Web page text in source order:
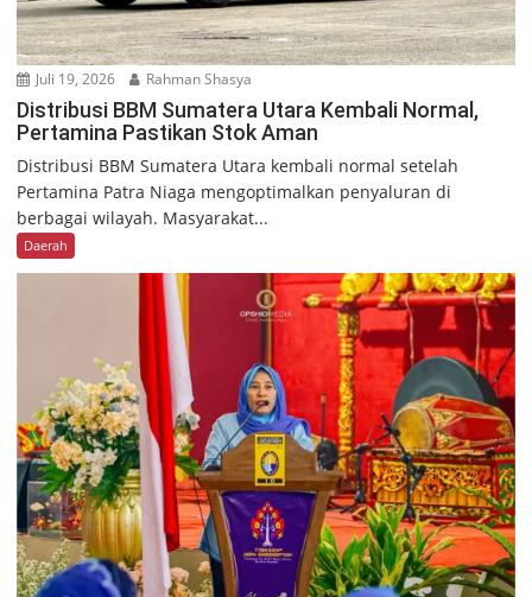
Juli 19, 2026 Rahman Shasya
Distribusi BBM Sumatera Utara Kembali Normal,
Pertamina Pastikan Stok Aman
Distribusi BBM Sumatera Utara kembali normal setelah
Pertamina Patra Niaga mengoptimalkan penyaluran di
berbagai wilayah. Masyarakat...
Daerah